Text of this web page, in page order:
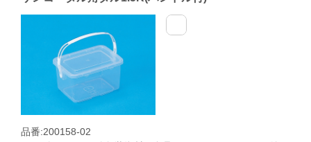
品番:200158-02